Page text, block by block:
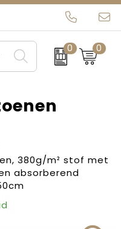
0 0
380g/m² stof met
absorberend